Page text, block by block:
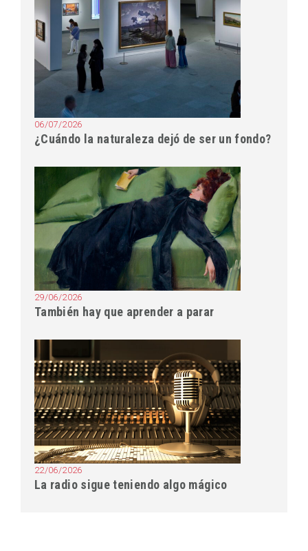
06/07/2026
¿Cuándo la naturaleza dejó de ser un fondo?
29/06/2026
También hay que aprender a parar
22/06/2026
La radio sigue teniendo algo mágico